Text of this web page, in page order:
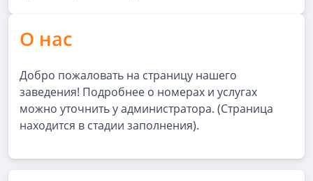
О нас
Добро пожаловать на страницу нашего
заведения! Подробнее о номерах и услугах
можно уточнить у администратора. (Страница
находится в стадии заполнения).